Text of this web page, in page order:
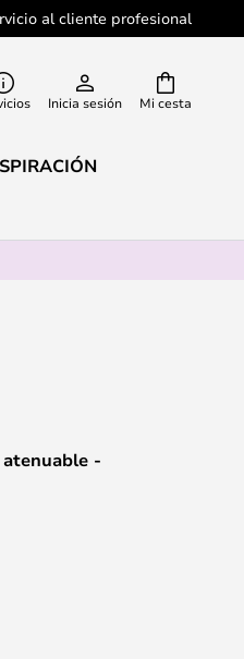
al cliente profesional
Mi cesta
Inicia sesión
-